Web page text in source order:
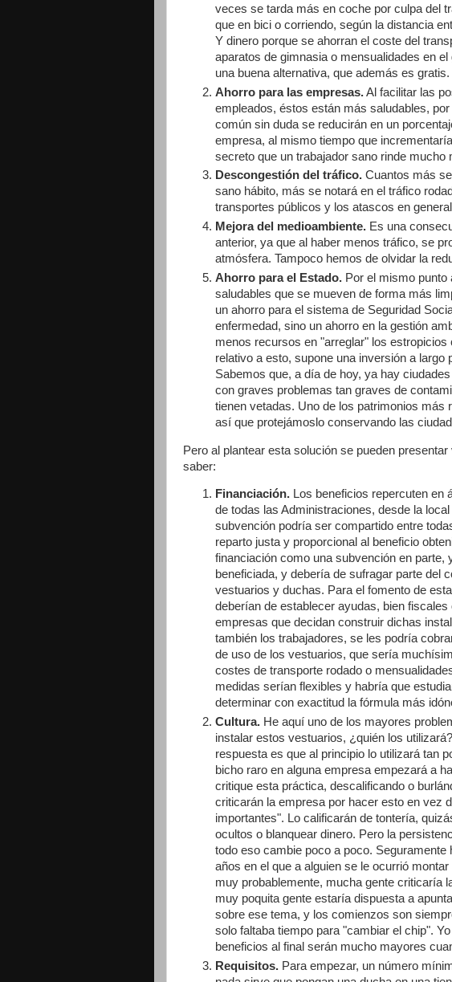
veces se tarda más en coche por culpa del
que en bici o corriendo, según la distancia
Y dinero porque se ahorran el coste del
aparatos de gimnasia o mensualidades en
una buena alternativa, que además es gratis.
Ahorro para las empresas.Al facilitar las
empleados, éstos están más saludables,
común sin duda se reducirán en un
empresa, al mismo tiempo que
secreto que un trabajador sano rinde mucho
Descongestión del tráfico. Cuantos más
sano hábito, más se notará en el tráfico
transportes públicos y los atascos en
Mejora del medioambiente. Es una
anterior, ya que al haber menos tráfico, se
atmósfera. Tampoco hemos de olvidar la
Ahorro para el Estado. Por el mismo punto
saludables que se mueven de forma más
un ahorro para el sistema de Seguridad
enfermedad, sino un ahorro en la gestión
menos recursos en "arreglar" los estropicios
relativo a esto, supone una inversión a
Sabemos que, a día de hoy, ya hay
con graves problemas tan graves de
tienen vetadas. Uno de los patrimonios más
así que protejámoslo conservando las
Pero al plantear esta solución se pueden
saber:
Financiación. Los beneficios repercuten en
de todas las Administraciones, desde la
subvención podría ser compartido entre
reparto justa y proporcional al beneficio
financiación como una subvención en parte,
beneficiada, y debería de sufragar parte del
vestuarios y duchas. Para el fomento de
deberían de establecer ayudas, bien
empresas que decidan construir dichas
también los trabajadores, se les podría
de uso de los vestuarios, que sería
costes de transporte rodado o
medidas serían flexibles y habría que
determinar con exactitud la fórmula más
Cultura. He aquí uno de los mayores
instalar estos vestuarios, ¿quién los
respuesta es que al principio lo utilizará tan
bicho raro en alguna empresa empezará a
critique esta práctica, descalificando o
criticarán la empresa por hacer esto en vez
importantes". Lo calificarán de tontería,
ocultos o blanquear dinero. Pero la
todo eso cambie poco a poco.
años en el que a alguien se le ocurrió
muy probablemente, mucha gente criticaría
muy poquita gente estaría dispuesta a
sobre ese tema, y los comienzos son
solo faltaba tiempo para "cambiar el chip".
beneficios al final serán mucho mayores
Requisitos. Para empezar, un número